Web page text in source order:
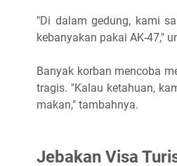
"Di dalam gedung, kami
kebanyakan pakai AK-47,"
Banyak korban mencoba
tragis. "Kalau ketahuan,
makan," tambahnya.
Jebakan Visa